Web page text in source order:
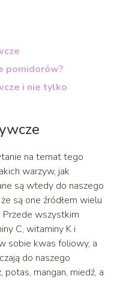
pomidorów?
i nie tylko
na temat tego
warzyw, jak
są wtedy do naszego
są one źródłem wielu
Przede wszystkim
C, witaminy K i
sobie kwas foliowy, a
do naszego
potas, mangan, miedź, a